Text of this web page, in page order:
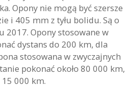
Opony nie mogą być szersze
i 405 mm z tyłu bolidu. Są o
2017. Opony stosowane w
dystans do 200 km, dla
stosowana w zwyczajnych
pokonać około 80 000 km,
000 km.